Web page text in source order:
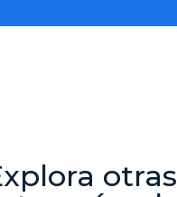
otras